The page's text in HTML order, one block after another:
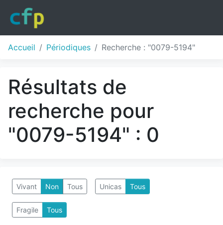
Accueil Périodiques Recherche : "0079-5194"
Résultats de
recherche pour
"0079-5194" : 0
Vivant Non Tous Unicas Tous
Fragile Tous